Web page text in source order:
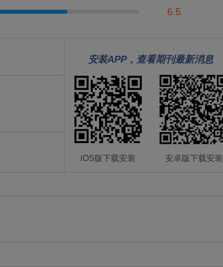
6.5
安装APP，查看期刊最新消息
iOS版下载安装 安卓版下载安装